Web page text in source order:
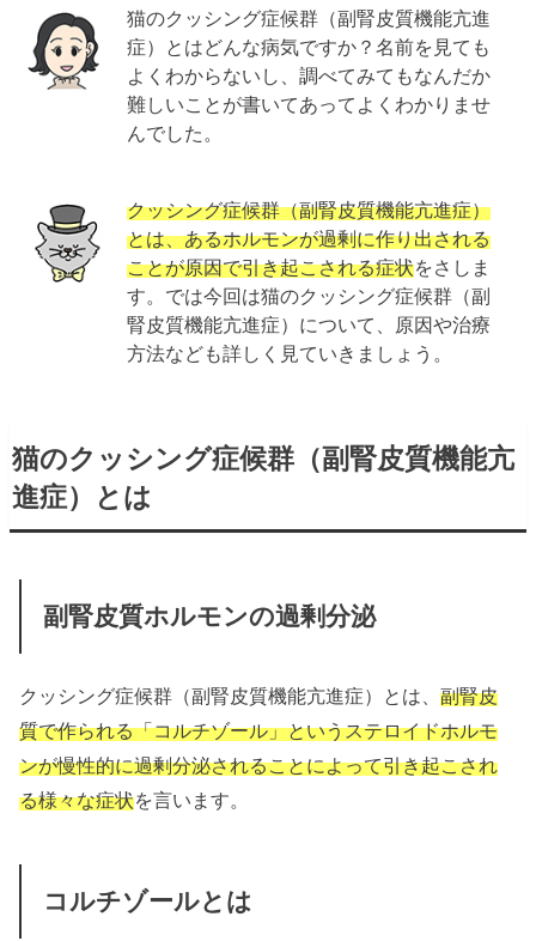
猫のクッシング症候群（副腎皮質機能亢進
症）とはどんな病気ですか？名前を見ても
よくわからないし、調べてみてもなんだか
難しいことが書いてあってよくわかりませ
んでした。
クッシング症候群（副腎皮質機能亢進症）
とは、あるホルモンが過剰に作り出される
ことが原因で引き起こされる症状をさしま
す。では今回は猫のクッシング症候群（副
腎皮質機能亢進症）について、原因や治療
方法なども詳しく見ていきましょう。
猫のクッシング症候群（副腎皮質機能亢
進症）とは
副腎皮質ホルモンの過剰分泌
クッシング症候群（副腎皮質機能亢進症）とは、副腎皮
質で作られる「コルチゾール」というステロイドホルモ
ンが慢性的に過剰分泌されることによって引き起こされ
る様々な症状を言います。
コルチゾールとは